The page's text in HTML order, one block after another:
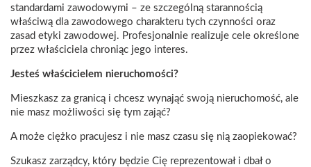
standardami zawodowymi – ze szczególną starannością
właściwą dla zawodowego charakteru tych czynności oraz
zasad etyki zawodowej. Profesjonalnie realizuje cele określone
przez właściciela chroniąc jego interes.
Jesteś właścicielem nieruchomości?
Mieszkasz za granicą i chcesz wynająć swoją nieruchomość, ale
nie masz możliwości się tym zająć?
A może ciężko pracujesz i nie masz czasu się nią zaopiekować?
Szukasz zarządcy, który będzie Cię reprezentował i dbał o